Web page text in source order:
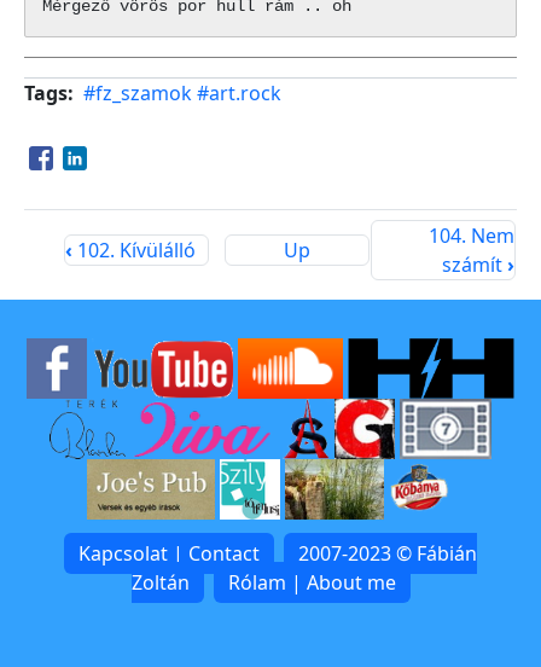
Tags #fz_szamok#art.rock
Opens in a new window
Opens in a new window
‹ 102. Kívülálló Up
104. Nem
számít›
Kapcsolat | Contact
2007-2023 © Fábián
Zoltán
Rólam | About me